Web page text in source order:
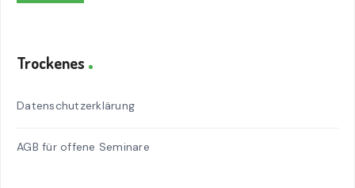
Trockenes
Datenschutzerklärung
AGB für offene Seminare